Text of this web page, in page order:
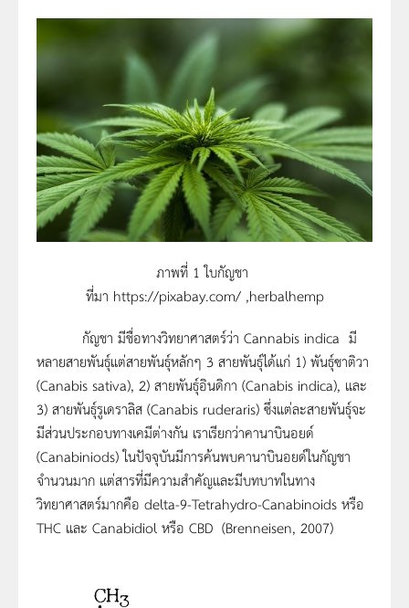
ภาพที่ 1 ใบกัญชา
ที่มา https://pixabay.com/ ,herbalhemp
กัญชา มีชื่อทางวิทยาศาสตร์ว่า Cannabis indica มี
หลายสายพันธุ์แต่สายพันธุ์หลักๆ 3 สายพันธุ์ได้แก่ 1) พันธุ์ซาติวา
(Canabis sativa), 2) สายพันธุ์อินดิกา (Canabis indica), และ
3) สายพันธุ์รูเดราลิส (Canabis ruderaris) ซึ่งแต่ละสายพันธุ์จะ
มีส่วนประกอบทางเคมีต่างกัน เราเรียกว่าคานาบินอยด์
(Canabiniods) ในปัจจุบันมีการค้นพบคานาบินอยด์ในกัญชา
จำนวนมาก แต่สารที่มีความสำคัญและมีบทบาทในทาง
วิทยาศาสตร์มากคือ delta-9-Tetrahydro-Canabinoids หรือ
THC และ Canabidiol หรือ CBD (Brenneisen, 2007)